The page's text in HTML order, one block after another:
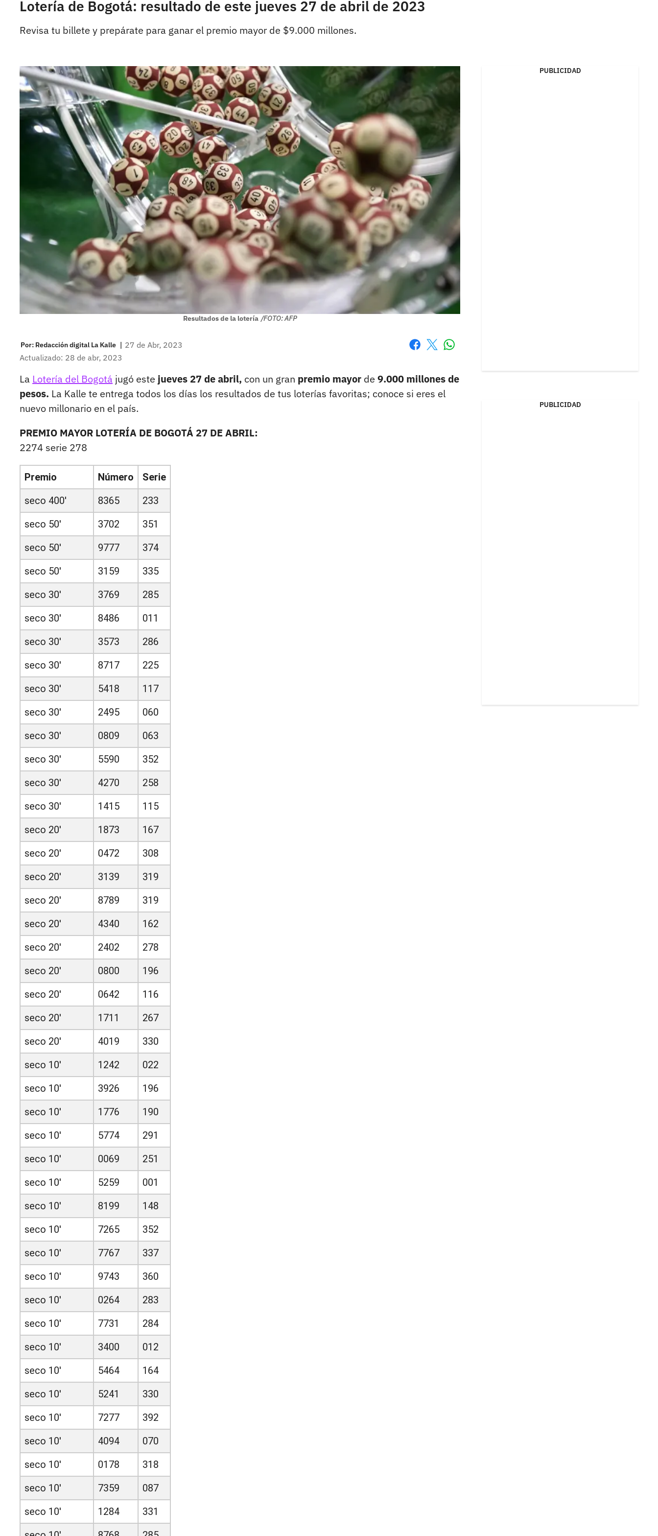
Lotería de Bogotá: resultado de este jueves 27 de abril de 2023
Revisa tu billete y prepárate para ganar el premio mayor de $9.000 millones.
Resultados de la lotería /FOTO: AFP
Por: Redacción digital La Kalle | 27 de Abr, 2023
Actualizado: 28 de abr, 2023
La Lotería del Bogotá jugó este jueves 27 de abril, con un gran premio mayor de 9.000 millones de
pesos. La Kalle te entrega todos los días los resultados de tus loterías favoritas; conoce si eres el
nuevo millonario en el país.
PREMIO MAYOR LOTERÍA DE BOGOTÁ 27 DE ABRIL:
2274 serie 278
Premio Número
Serie
seco 400'
8365
233
seco 50'
3702
351
seco 50'
9777
374
seco 50'
3159
335
seco 30'
3769
285
seco 30'
8486
011
seco 30'
3573
286
seco 30'
8717
225
seco 30'
5418
117
seco 30'
2495
060
seco 30'
0809
063
seco 30'
5590
352
seco 30'
4270
258
seco 30'
1415
115
seco 20'
1873
167
seco 20'
0472
308
seco 20'
3139
319
seco 20'
8789
319
seco 20'
4340
162
seco 20'
2402
278
seco 20'
0800
196
seco 20'
0642
116
seco 20'
1711
267
seco 20'
4019
330
seco 10'
1242
022
seco 10'
3926
196
seco 10'
1776
190
seco 10'
5774
291
seco 10'
0069
251
seco 10'
5259
001
seco 10'
8199
148
seco 10'
7265
352
seco 10'
7767
337
seco 10'
9743
360
seco 10'
0264
283
seco 10'
7731
284
seco 10'
3400
012
seco 10'
5464
164
seco 10'
5241
330
seco 10'
7277
392
seco 10'
4094
070
seco 10'
0178
318
seco 10'
7359
087
seco 10'
1284
331
PUBLICIDAD
PUBLICIDAD